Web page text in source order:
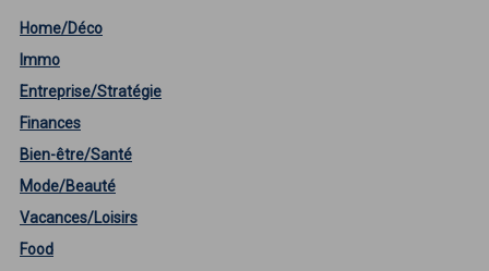
Home/Déco
Immo
Entreprise/Stratégie
Finances
Bien-être/Santé
Mode/Beauté
Vacances/Loisirs
Food